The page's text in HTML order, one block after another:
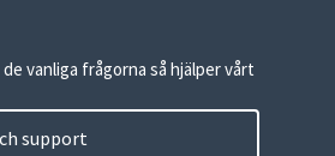
vanliga frågorna så hjälper vårt
support